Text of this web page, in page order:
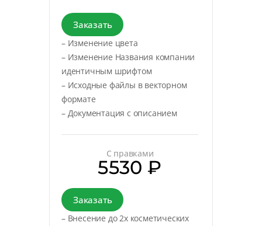
Заказать
– Изменение цвета
– Изменение Названия компании
идентичным шрифтом
– Исходные файлы в векторном
формате
– Документация с описанием
С правками
5530 ₽
Заказать
– Внесение до 2х косметических